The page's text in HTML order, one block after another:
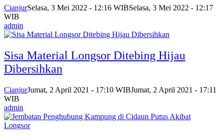
CianjurSelasa, 3 Mei 2022 - 12:16 WIBSelasa, 3 Mei 2022 - 12:17
WIB
admin
Sisa Material Longsor Ditebing Hijau
Dibersihkan
CianjurJumat, 2 April 2021 - 17:10 WIBJumat, 2 April 2021 - 17:11
WIB
admin